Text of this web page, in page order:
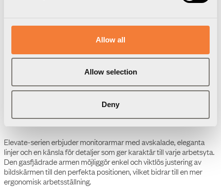
Allow all
Allow selection
Deny
4385505201
Ladda ned Förpackningsinformation
3D Modeller
User guide
Elevate-serien erbjuder monitorarmar med avskalade, eleganta
linjer och en känsla för detaljer som ger karaktär till varje arbetsyta.
Den gasfjädrade armen möjliggör enkel och viktlös justering av
bildskärmen till den perfekta positionen, vilket bidrar till en mer
ergonomisk arbetsställning.